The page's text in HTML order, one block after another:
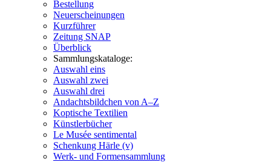
Bestellung
Neuerscheinungen
Kurzführer
Zeitung SNAP
Überblick
Sammlungskataloge:
Auswahl eins
Auswahl zwei
Auswahl drei
Andachtsbildchen von A–Z
Koptische Textilien
Künstlerbücher
Le Musée sentimental
Schenkung Härle (v)
Werk- und Formensammlung